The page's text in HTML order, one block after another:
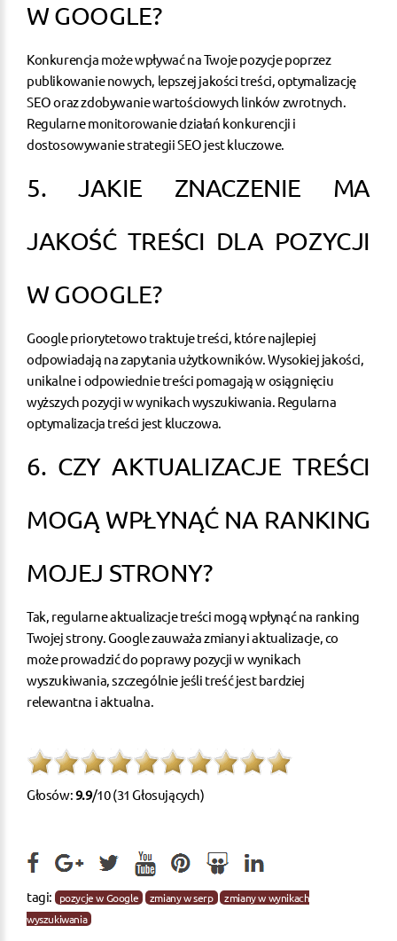
W GOOGLE?
Konkurencja może wpływać na Twoje pozycje poprzez
publikowanie nowych, lepszej jakości treści, optymalizację
SEO oraz zdobywanie wartościowych linków zwrotnych.
Regularne monitorowanie działań konkurencji i
dostosowywanie strategii SEO jest kluczowe.
5. JAKIE ZNACZENIE MA
JAKOŚĆ TREŚCI DLA POZYCJI
W GOOGLE?
Google priorytetowo traktuje treści, które najlepiej
odpowiadają na zapytania użytkowników. Wysokiej jakości,
unikalne i odpowiednie treści pomagają w osiągnięciu
wyższych pozycji w wynikach wyszukiwania. Regularna
optymalizacja treści jest kluczowa.
6. CZY AKTUALIZACJE TREŚCI
MOGĄ WPŁYNĄĆ NA RANKING
MOJEJ STRONY?
Tak, regularne aktualizacje treści mogą wpłynąć na ranking
Twojej strony. Google zauważa zmiany i aktualizacje, co
może prowadzić do poprawy pozycji w wynikach
wyszukiwania, szczególnie jeśli treść jest bardziej
relewantna i aktualna.
Głosów:9.9/10 (31 Głosujących)
tagi: pozycje w Google zmiany w serp
zmiany w wynikach
wyszukiwania